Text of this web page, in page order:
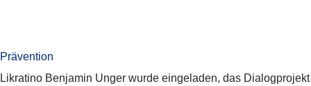
Prävention
Likratino Benjamin Unger wurde eingeladen, das Dialogprojekt